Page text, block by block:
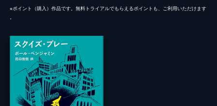
※ポイント（購⼊）作品です。無料トライアルでもらえるポイントも、ご利⽤いただけます
。